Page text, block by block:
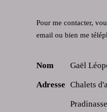
Pour me contacter,
email ou bien me
Nom Gaël
Adresse Chalets